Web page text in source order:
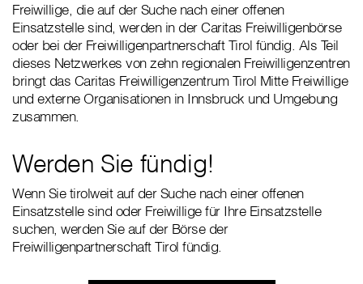
Freiwillige, die auf der Suche nach einer offenen
Einsatzstelle sind, werden in der Caritas Freiwilligenbörse
oder bei der Freiwilligenpartnerschaft Tirol fündig. Als Teil
dieses Netzwerkes von zehn regionalen Freiwilligenzentren
bringt das Caritas Freiwilligenzentrum Tirol Mitte Freiwillige
und externe Organisationen in Innsbruck und Umgebung
zusammen.
Werden Sie fündig!
Wenn Sie tirolweit auf der Suche nach einer offenen
Einsatzstelle sind oder Freiwillige für Ihre Einsatzstelle
suchen, werden Sie auf der Börse der
Freiwilligenpartnerschaft Tirol fündig.